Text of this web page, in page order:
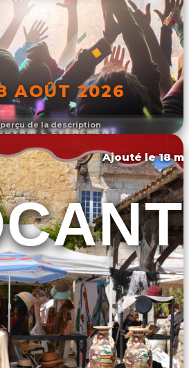
de la description
AOÛT 2026
L'ÉVÉNEMENT
Ajouté le 18